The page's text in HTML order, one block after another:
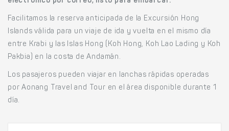
Facilitamos la reserva anticipada de la Excursión Hong
Islands válida para un viaje de ida y vuelta en el mismo día
entre Krabi y las Islas Hong (Koh Hong, Koh Lao Lading y Koh
Pakbia) en la costa de Andamán.
Los pasajeros pueden viajar en lanchas rápidas operadas
por Aonang Travel and Tour en el área disponible durante 1
día.